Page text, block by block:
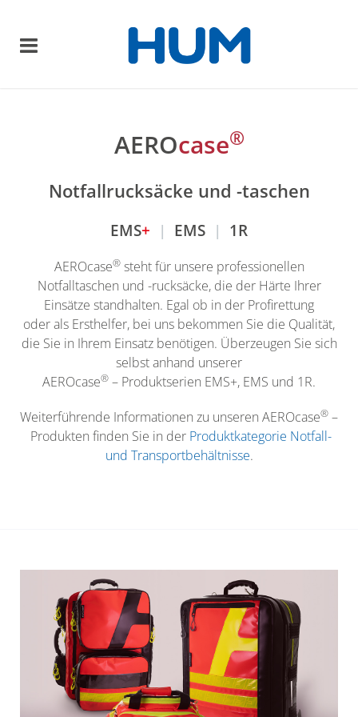
AEROcase®
Notfallrucksäcke und -taschen
EMS+ | EMS | 1R
AEROcase®steht für unsere professionellen
Notfalltaschen und -rucksäcke, die der Härte Ihrer
Einsätze standhalten. Egal ob in der Profirettung
oder als Ersthelfer, bei uns bekommen Sie die Qualität,
die Sie in Ihrem Einsatz benötigen. Überzeugen Sie sich
selbst anhand unserer
AEROcase® – Produktserien EMS+, EMS und 1R.
Weiterführende Informationen zu unseren AEROcase® –
Produkten finden Sie in der Produktkategorie Notfall-
und Transportbehältnisse.